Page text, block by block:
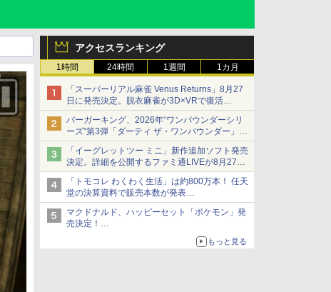
アクセスランキング
1時間 24時間 1週間 1カ月
「スーパーリアル麻雀 Venus Returns」8月27
日に発売決定。脱衣麻雀が3D×VRで復活
発売から2週間は20%オフになるセールが実施
バーガーキング、2026年“ワンパウンダーシリ
ーズ”第3弾「ダーティ ザ・ワンパウンダー」を
8月7日発売
「特製ガーリックマヨソース」を使用した超大
型チーズバーガー
「イーグレットツー ミニ」新作追加ソフト発売
決定。詳細を公開するファミ通LIVEが8月27日
20時から配信
シリーズ累計100タイトルへ
「トモコレ わくわく生活」は約800万本！ 任天
堂の決算資料で販売本数が発表
「ぽこポケ」は127万本に
マクドナルド、ハッピーセット「ポケモン」発
売決定！
ポケモン30周年記念で30匹が大集合
もっと見る